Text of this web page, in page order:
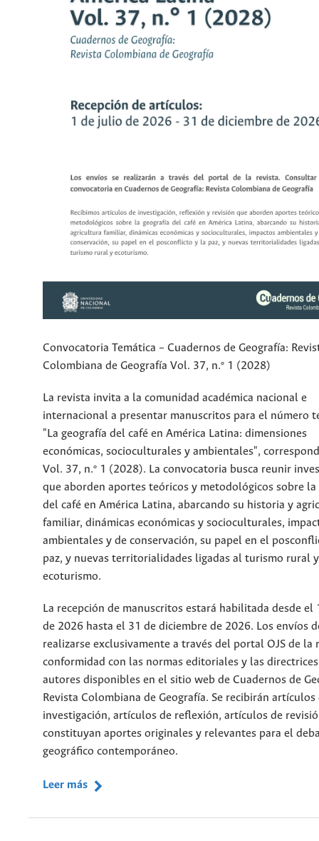
Convocatoria Temática – Cuadernos de Geografía:
Colombiana de Geografía Vol. 37, n.º 1 (2028)
La revista invita a la comunidad académica nacional e
internacional a presentar manuscritos para el número
"La geografía del café en América Latina: dimensiones
económicas, socioculturales y ambientales",
Vol. 37, n.º 1 (2028). La convocatoria busca reunir
que aborden aportes teóricos y metodológicos sobre la
del café en América Latina, abarcando su historia y
familiar, dinámicas económicas y socioculturales,
ambientales y de conservación, su papel en el
paz, y nuevas territorialidades ligadas al turismo rural y
ecoturismo.
La recepción de manuscritos estará habilitada desde el
de 2026 hasta el 31 de diciembre de 2026. Los envíos
realizarse exclusivamente a través del portal OJS de la
conformidad con las normas editoriales y las
autores disponibles en el sitio web de Cuadernos de
Revista Colombiana de Geografía. Se recibirán artículos
investigación, artículos de reflexión, artículos de
constituyan aportes originales y relevantes para el
geográfico contemporáneo.
Leer más